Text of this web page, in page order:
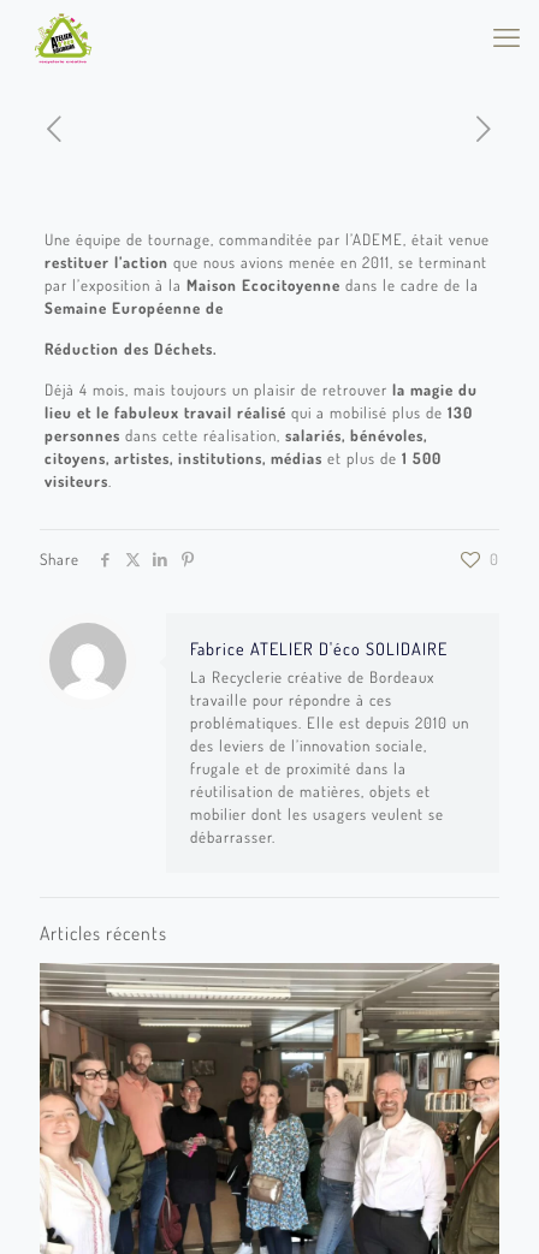
Une équipe de tournage, commanditée par l’ADEME, était venue
restituer l’action que nous avions menée en 2011, se terminant
par l’exposition à la Maison Ecocitoyenne dans le cadre de la
Semaine Européenne de
Réduction des Déchets.
Déjà 4 mois, mais toujours un plaisir de retrouver la magie du
lieu et le fabuleux travail réalisé qui a mobilisé plus de 130
personnes dans cette réalisation, salariés, bénévoles,
citoyens, artistes, institutions, médias et plus de 1 500
visiteurs
Share 0
Fabrice ATELIER D'éco SOLIDAIRE
La Recyclerie créative de Bordeaux
travaille pour répondre à ces
problématiques. Elle est depuis 2010 un
des leviers de l’innovation sociale,
frugale et de proximité dans la
réutilisation de matières, objets et
mobilier dont les usagers veulent se
débarrasser.
Articles récents